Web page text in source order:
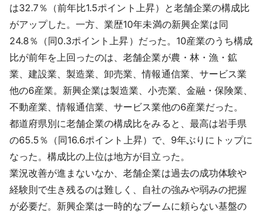
は32.7％（前年比1.5ポイント上昇）と老舗企業の構成比
がアップした。一方、業歴10年未満の新興企業は同
24.8％（同0.3ポイント上昇）だった。10産業のうち構成
比が前年を上回ったのは、老舗企業が農・林・漁・鉱
業、建設業、製造業、卸売業、情報通信業、サービス業
他の6産業。新興企業は製造業、小売業、金融・保険業、
不動産業、情報通信業、サービス業他の6産業だった。
都道府県別に老舗企業の構成比をみると、最高は岩手県
の65.5％（同16.6ポイント上昇）で、9年ぶりにトップに
なった。構成比の上位は地方が目立った。
業況改善が進まないなか、老舗企業は過去の成功体験や
経験則で生き残るのは難しく、自社の強みや弱みの把握
が必要だ。新興企業は一時的なブームに頼らない基盤の